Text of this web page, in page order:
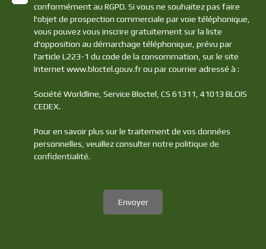
conformément au RGPD. Si vous ne souhaitez pas faire
l'objet de prospection commerciale par voie téléphonique,
vous pouvez vous inscrire gratuitement sur la liste
d'opposition au démarchage téléphonique, prévu par
l'article L223-1 du code de la consommation, sur le site
Internet www.bloctel.gouv.fr ou par courrier adressé à :
Société Worldline, Service Bloctel, CS 61311, 41013 BLOIS
CEDEX.
Pour en savoir plus sur le traitement de vos données
personnelles, veuillez consulter notre politique de
confidentialité.
Envoyer